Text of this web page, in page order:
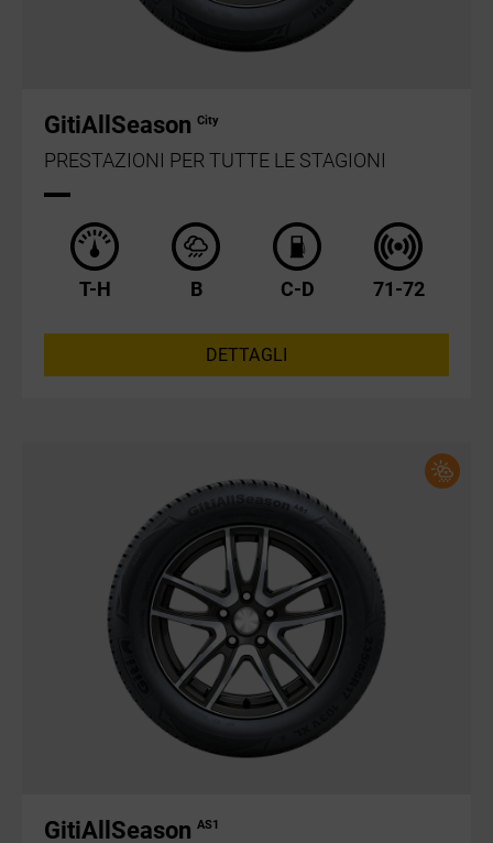
GitiAllSeason City
PRESTAZIONI PER TUTTE LE STAGIONI
T-H B C-D 71-72
DETTAGLI
GitiAllSeason AS1